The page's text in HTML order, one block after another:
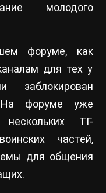
молодого
форуме, как
для тех у
На форуме уже
нескольких ТГ-
частей,
для общения